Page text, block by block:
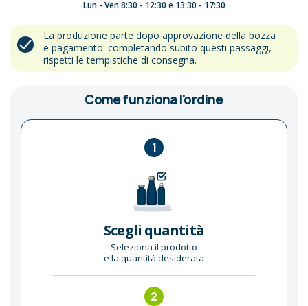
Lun - Ven 8:30 - 12:30 e 13:30 - 17:30
La produzione parte dopo approvazione della bozza
e pagamento: completando subito questi passaggi,
rispetti le tempistiche di consegna.
Come funziona l'ordine
1
Scegli quantità
Seleziona il prodotto
e la quantità desiderata
2